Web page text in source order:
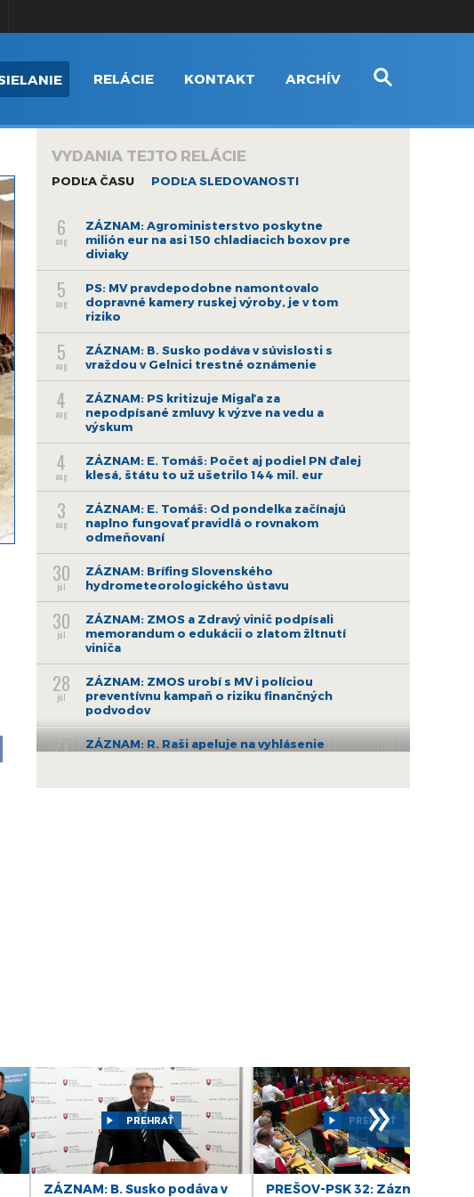
RELÁCIE KONTAKT ARCHÍV
VYDANIA TEJTO RELÁCIE
PODĽA ČASU PODĽA SLEDOVANOSTI
6
aug
ZÁZNAM: Agroministerstvo poskytne
milión eur na asi 150 chladiacich boxov pre
diviaky
5
aug
PS: MV pravdepodobne namontovalo
dopravné kamery ruskej výroby, je v tom
riziko
5
aug
ZÁZNAM: B. Susko podáva v súvislosti s
vraždou v Gelnici trestné oznámenie
4
aug
ZÁZNAM: PS kritizuje Migaľa za
nepodpísané zmluvy k výzve na vedu a
výskum
4
aug
ZÁZNAM: E. Tomáš: Počet aj podiel PN ďalej
klesá, štátu to už ušetrilo 144 mil. eur
3
aug
ZÁZNAM: E. Tomáš: Od pondelka začínajú
naplno fungovať pravidlá o rovnakom
odmeňovaní
30
júl
ZÁZNAM: Brífing Slovenského
hydrometeorologického ústavu
30
júl
ZÁZNAM: ZMOS a Zdravý vinič podpísali
memorandum o edukácii o zlatom žltnutí
viniča
28
júl
ZÁZNAM: ZMOS urobí s MV i políciou
preventívnu kampaň o riziku finančných
podvodov
27
ZÁZNAM: R. Raši apeluje na vyhlásenie
21
júl
ZÁZNAM: KDH upozorňuje na riziká v
súvislosti s kúpou akcií Union ZP Dôverou
20
júl
ZÁZNAM: TK strany Sloboda a Solidarita
16
ZÁZNAM: R. Kaliňák: MO SR by sa mohlo
PREHRAŤ
ZÁZNAM: B. Susko podáva v
PREHRAŤ
PREŠOV-PSK 32: Záznam
»